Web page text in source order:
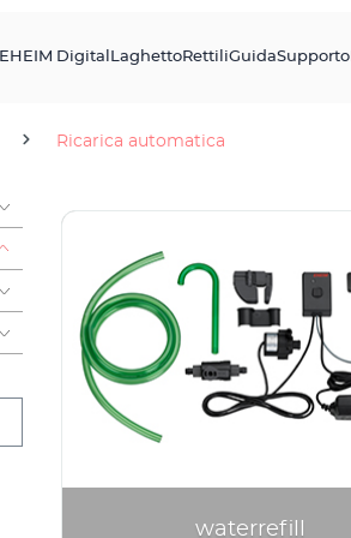
EHEIM Digital LaghettoRettiliGuidaSupporto
Ricarica automatica
waterrefill